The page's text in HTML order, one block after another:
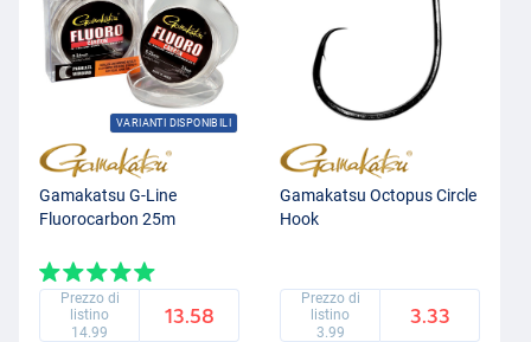
VARIANTI DISPONIBILI
Gamakatsu G-Line
Fluorocarbon 25m
Prezzo di
listino
14.99
13.58
Gamakatsu Octopus Circle
Hook
Prezzo di
listino
3.99
3.33